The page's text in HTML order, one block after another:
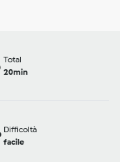
Total
20min
Difficoltà
facile